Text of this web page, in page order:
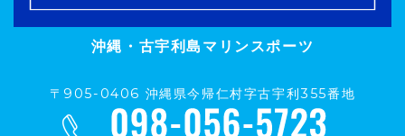
沖縄・古宇利島マリンスポーツ
〒905-0406 沖縄県今帰仁村字古宇利355番地